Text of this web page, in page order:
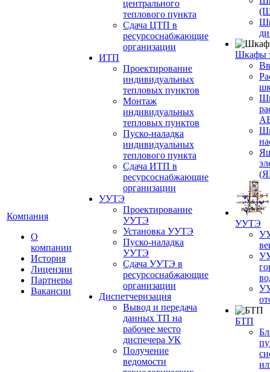
Компания
О
компании
История
Лицензии
Партнеры
Вакансии
центрального
теплового пункта
Сдача ЦТП в
ресурсоснабжающие
организации
ИТП
Проектирование
индивидуальных
тепловых пунктов
Монтаж
индивидуальных
тепловых пунктов
Пуско-наладка
индивидуальных
теплового пункта
Сдача ИТП в
ресурсоснабжающие
организации
УУТЭ
Проектирование
УУТЭ
Установка УУТЭ
Пуско-наладка
УУТЭ
Сдача УУТЭ в
ресурсоснабжающие
организации
Диспетчеризация
Вывод и передача
данных ТП на
рабочее место
диспечера УК
Получение
ведомости
Шкафы
УУТЭ
БТП